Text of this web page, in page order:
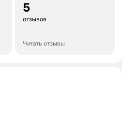
5
отзывов
Читать отзывы